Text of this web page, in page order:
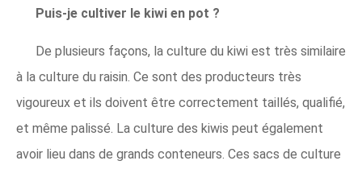
Puis-je cultiver le kiwi en pot ?
De plusieurs façons, la culture du kiwi est très similaire
à la culture du raisin. Ce sont des producteurs très
vigoureux et ils doivent être correctement taillés, qualifié,
et même palissé. La culture des kiwis peut également
avoir lieu dans de grands conteneurs. Ces sacs de culture